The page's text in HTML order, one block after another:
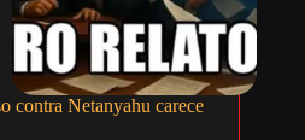
contra Netanyahu carece